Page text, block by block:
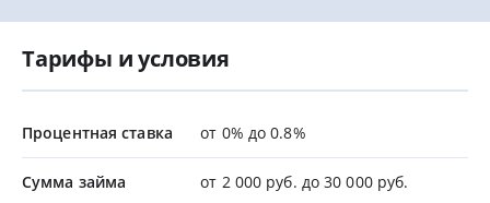
Тарифы и условия
Процентная ставка от 0% до 0.8%
Сумма займа от 2 000 руб. до 30 000 руб.